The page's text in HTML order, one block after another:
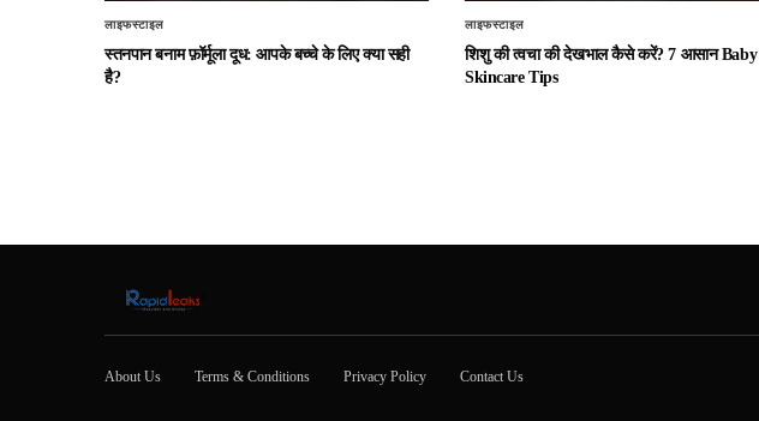
लाइफस्टाइल
स्तनपान बनाम फ़ॉर्मूला दूध: आपके बच्चे के लिए क्या सही
है?
लाइफस्टाइल
शिशु की त्वचा की देखभाल कैसे करें? 7 आसान Baby
Skincare Tips
About Us Terms & Conditions Privacy Policy Contact Us